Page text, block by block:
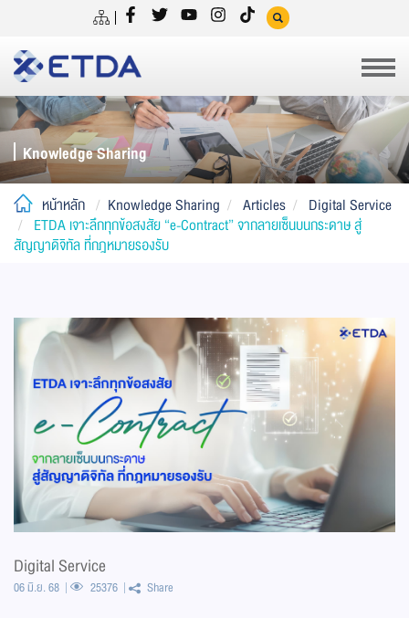
Knowledge Sharing
หน้าหลัก Knowledge Sharing Articles
Digital Service
ETDA เจาะลึกทุกข้อสงสัย “e-Contract” จากลายเซ็นบนกระดาษ สู่
สัญญาดิจิทัล ที่กฎหมายรองรับ
Digital Service
06 มิ.ย. 68 25376 Share